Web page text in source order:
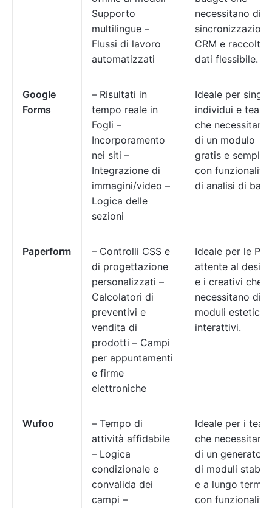
Supporto
multilingue –
Flussi di lavoro
automatizzati
necessitano di
sincronizzazione
CRM e raccolta
dati flessibile.
Google
Forms
– Risultati in
tempo reale in
Fogli –
Incorporamento
nei siti –
Integrazione di
immagini/video –
Logica delle
sezioni
Ideale per
individui e team
che necessitano
di un modulo
gratis e
con funzionalità
di analisi di
Paperform
– Controlli CSS e
di progettazione
personalizzati –
Calcolatori di
preventivi e
vendita di
prodotti – Campi
per appuntamenti
e firme
elettroniche
Ideale per le PMI
attente al design
e i creativi che
necessitano di
moduli estetici e
interattivi.
Wufoo
– Tempo di
attività affidabile
– Logica
condizionale e
convalida dei
campi –
Ideale per i team
che necessitano
di un generatore
di moduli stabile
e a lungo
con funzionalità